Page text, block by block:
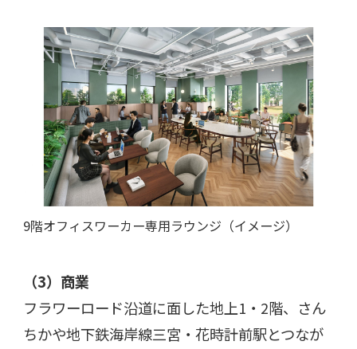
9階オフィスワーカー専用ラウンジ（イメージ）
（3）商業
フラワーロード沿道に面した地上1 ・ 2階、さん
ちかや地下鉄海岸線三宮・花時計前駅とつなが